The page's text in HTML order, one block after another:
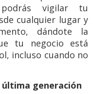
vigilar tu
cualquier lugar y
dándote la
tu negocio está
incluso cuando no
última generación